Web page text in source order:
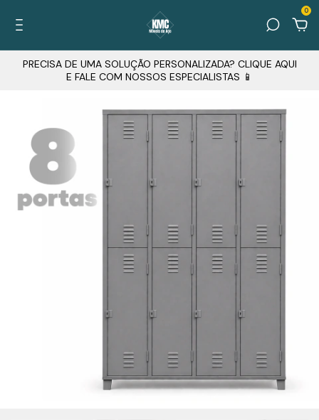
0
PRECISA DE UMA SOLUÇÃO PERSONALIZADA? CLIQUE AQUI
E FALE COM NOSSOS ESPECIALISTAS 📱